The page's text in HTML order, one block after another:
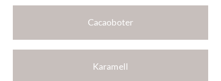
Cacaoboter
Karamell